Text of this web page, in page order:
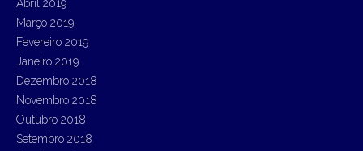
Abril 2019
Março 2019
Fevereiro 2019
Janeiro 2019
Dezembro 2018
Novembro 2018
Outubro 2018
Setembro 2018